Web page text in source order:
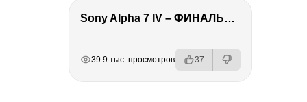
Sony Alpha 7 IV – ФИНАЛЬНЫЙ ОБЗОР
39.9 тыс. просмотров 37